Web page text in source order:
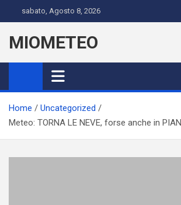
to
content
sabato, Agosto 8, 2026
MIOMETEO
Home
Uncategorized
Meteo: TORNA LE NEVE, forse anche in